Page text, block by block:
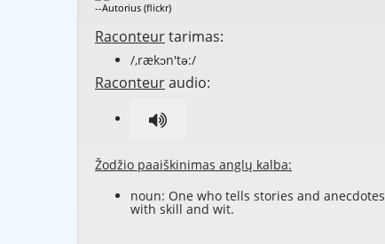
--Autorius (flickr)
Raconteurtarimas:
/,rækɔn'tə:/
Raconteuraudio:
Žodžio paaiškinimas anglų kalba:
noun: One who tells stories and anecdotes
with skill and wit.